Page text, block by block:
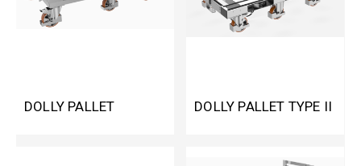
DOLLY PALLET DOLLY PALLET TYPE II